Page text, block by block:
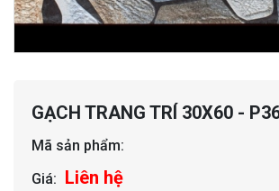
GẠCH TRANG TRÍ 30X60 -
Mã sản phẩm:
Giá: Liên hệ